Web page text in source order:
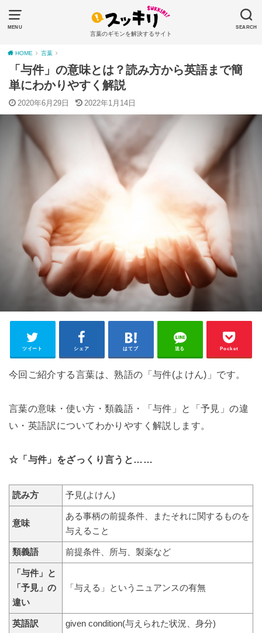
MENU SEARCH
言葉のギモンを解決するサイト
HOME 言葉
「与件」の意味とは？読み方から英語まで簡
単にわかりやすく解説
2020年6月29日 2022年1月14日
ツイート シェア はてブ 送る Pocket
今回ご紹介する言葉は、熟語の「与件(よけん)」です。
言葉の意味・使い方・類義語・「与件」と「予見」の違
い・英語訳についてわかりやすく解説します。
☆「与件」をざっくり言うと……
読み方 予見(よけん)
意味
ある事柄の前提条件、またそれに関するものを
与えること
類義語 前提条件、所与、製薬など
「与件」と
「予見」の
違い
「与える」というニュアンスの有無
英語訳 given condition(与えられた状況、身分)